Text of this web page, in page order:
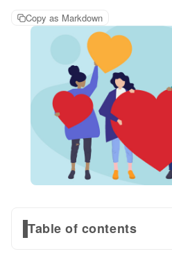
Copy as Markdown
Table of contents